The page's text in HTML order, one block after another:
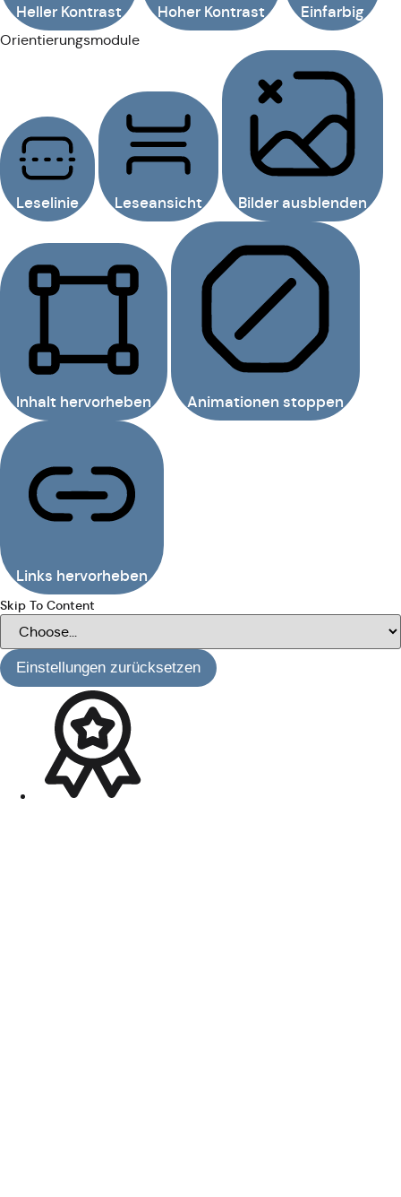
Heller Kontrast Hoher Kontrast Einfarbig
Orientierungsmodule
Leselinie Leseansicht Bilder ausblenden
Inhalt hervorheben Animationen stoppen
Links hervorheben
Skip To Content
Einstellungen zurücksetzen